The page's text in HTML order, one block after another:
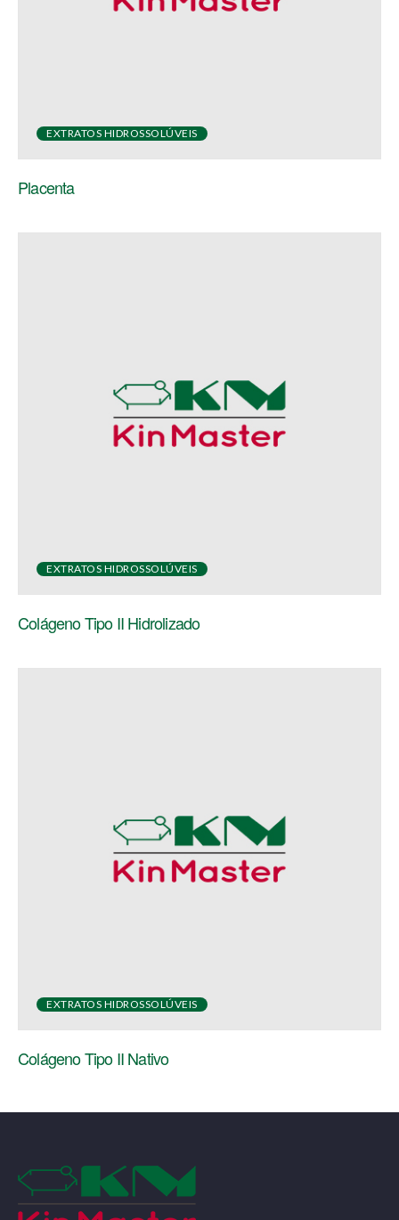
EXTRATOS HIDROSSOLÚVEIS
Placenta
EXTRATOS HIDROSSOLÚVEIS
Colágeno Tipo II Hidrolizado
EXTRATOS HIDROSSOLÚVEIS
Colágeno Tipo II Nativo